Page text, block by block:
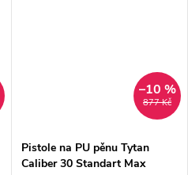
877 Kč
–10 %
Pistole na PU pěnu Tytan
Caliber 30 Standart Max